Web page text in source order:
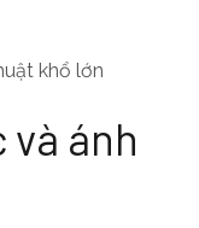
khổ lớn
và ánh